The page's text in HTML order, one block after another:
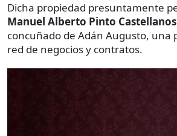
Dicha propiedad presuntamente
Manuel Alberto Pinto Castellanos
concuñado de Adán Augusto, una
red de negocios y contratos.